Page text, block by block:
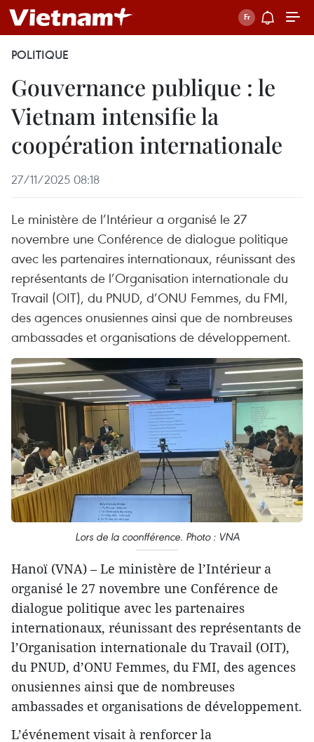
POLITIQUE
Gouvernance publique : le
Vietnam intensifie la
coopération internationale
27/11/2025 08:18
Le ministère de l’Intérieur a organisé le 27
novembre une Conférence de dialogue politique
avec les partenaires internationaux, réunissant des
représentants de l’Organisation internationale du
Travail (OIT), du PNUD, d’ONU Femmes, du FMI,
des agences onusiennes ainsi que de nombreuses
ambassades et organisations de développement.
Lors de la coonfférence. Photo : VNA
Hanoï (VNA) – Le ministère de l’Intérieur a
organisé le 27 novembre une Conférence de
dialogue politique avec les partenaires
internationaux, réunissant des représentants de
l’Organisation internationale du Travail (OIT),
du PNUD, d’ONU Femmes, du FMI, des agences
onusiennes ainsi que de nombreuses
ambassades et organisations de développement.
L’événement visait à renforcer la